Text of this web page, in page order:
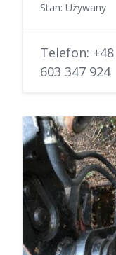
Stan: Używany
Telefon: +48
603 347 924